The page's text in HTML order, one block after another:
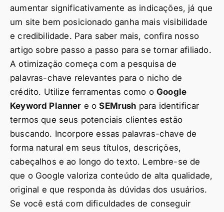
aumentar significativamente as indicações, já que
um site bem posicionado ganha mais visibilidade
e credibilidade. Para saber mais, confira nosso
artigo sobre passo a passo para se tornar afiliado.
A otimização começa com a pesquisa de
palavras-chave relevantes para o nicho de
crédito. Utilize ferramentas como oGoogle
Keyword Planner e oSEMrush para identificar
termos que seus potenciais clientes estão
buscando. Incorpore essas palavras-chave de
forma natural em seus títulos, descrições,
cabeçalhos e ao longo do texto. Lembre-se de
que o Google valoriza conteúdo de alta qualidade,
original e que responda às dúvidas dos usuários.
Se você está com dificuldades de conseguir